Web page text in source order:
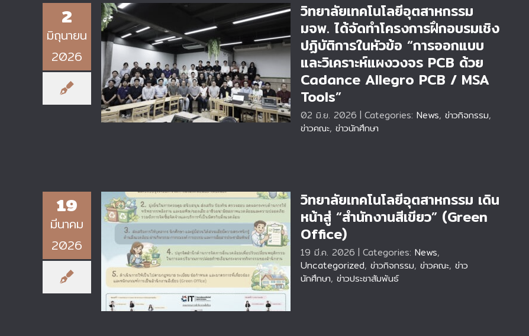
2
มิถุนายน
2026
วิทยาลัยเทคโนโลยีอุตสาหกรรม มจพ.
ได้จัดทำโครงการฝึกอบรมเชิงปฏิบัติ
การในหัวข้อ “การออกแบบและวิเคราะห์
แผงวงจร PCB ด้วย Cadance
Allegro PCB / MSA Tools”
วิทยาลัยเทคโนโลยีอุตสาหกรรม
มจพ. ได้จัดทำโครงการฝึกอบรมเชิง
ปฏิบัติการในหัวข้อ “การออกแบบ
และวิเคราะห์แผงวงจร PCB ด้วย
Cadance Allegro PCB / MSA
Tools”
02 มิ.ย. 2026 | Categories: News, ข่าวกิจกรรม,
ข่าวคณะ, ข่าวนักศึกษา
19
มีนาคม
2026
วิทยาลัยเทคโนโลยีอุตสาหกรรม เดิน
หน้าสู่ “สำนักงานสีเขียว” (Green
Office)
วิทยาลัยเทคโนโลยีอุตสาหกรรม เดิน
หน้าสู่ “สำนักงานสีเขียว” (Green
Office)
19 มี.ค. 2026 | Categories: News,
Uncategorized, ข่าวกิจกรรม, ข่าวคณะ, ข่าว
นักศึกษา, ข่าวประชาสัมพันธ์